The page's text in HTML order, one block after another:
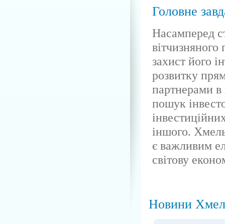
Головне
Насамперед
захист його
розвитку
партнерами в
пошук
іншого.
є важливим
світову
Новини